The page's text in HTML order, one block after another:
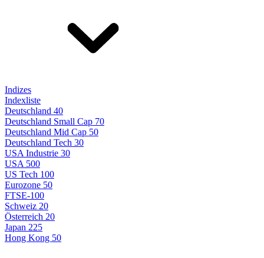
Indizes
Indexliste
Deutschland 40
Deutschland Small Cap 70
Deutschland Mid Cap 50
Deutschland Tech 30
USA Industrie 30
USA 500
US Tech 100
Eurozone 50
FTSE-100
Schweiz 20
Österreich 20
Japan 225
Hong Kong 50